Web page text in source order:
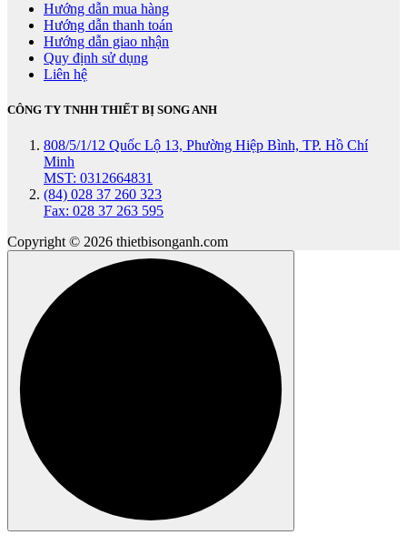
Hướng dẫn mua hàng
Hướng dẫn thanh toán
Hướng dẫn giao nhận
Quy định sử dụng
Liên hệ
CÔNG TY TNHH THIẾT BỊ SONG ANH
808/5/1/12 Quốc Lộ 13, Phường Hiệp Bình, TP. Hồ Chí
Minh
MST: 0312664831
(84) 028 37 260 323
Fax: 028 37 263 595
Copyright © 2026 thietbisonganh.com